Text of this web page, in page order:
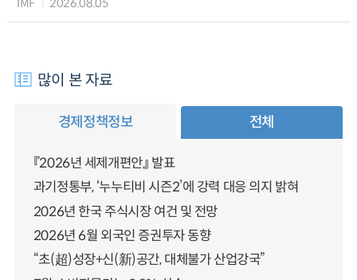
IMF 2026.08.05
많이 본 자료
경제정책정보 전체
『2026년 세제개편안』 발표
과기정통부, ‘누누티비 시즌2’에 강력 대응 의지 밝혀
2026년 한국 주식시장 여건 및 전망
2026년 6월 외국인 증권투자 동향
“초(超)성장+신(新)공간, 대체불가 산업강국”